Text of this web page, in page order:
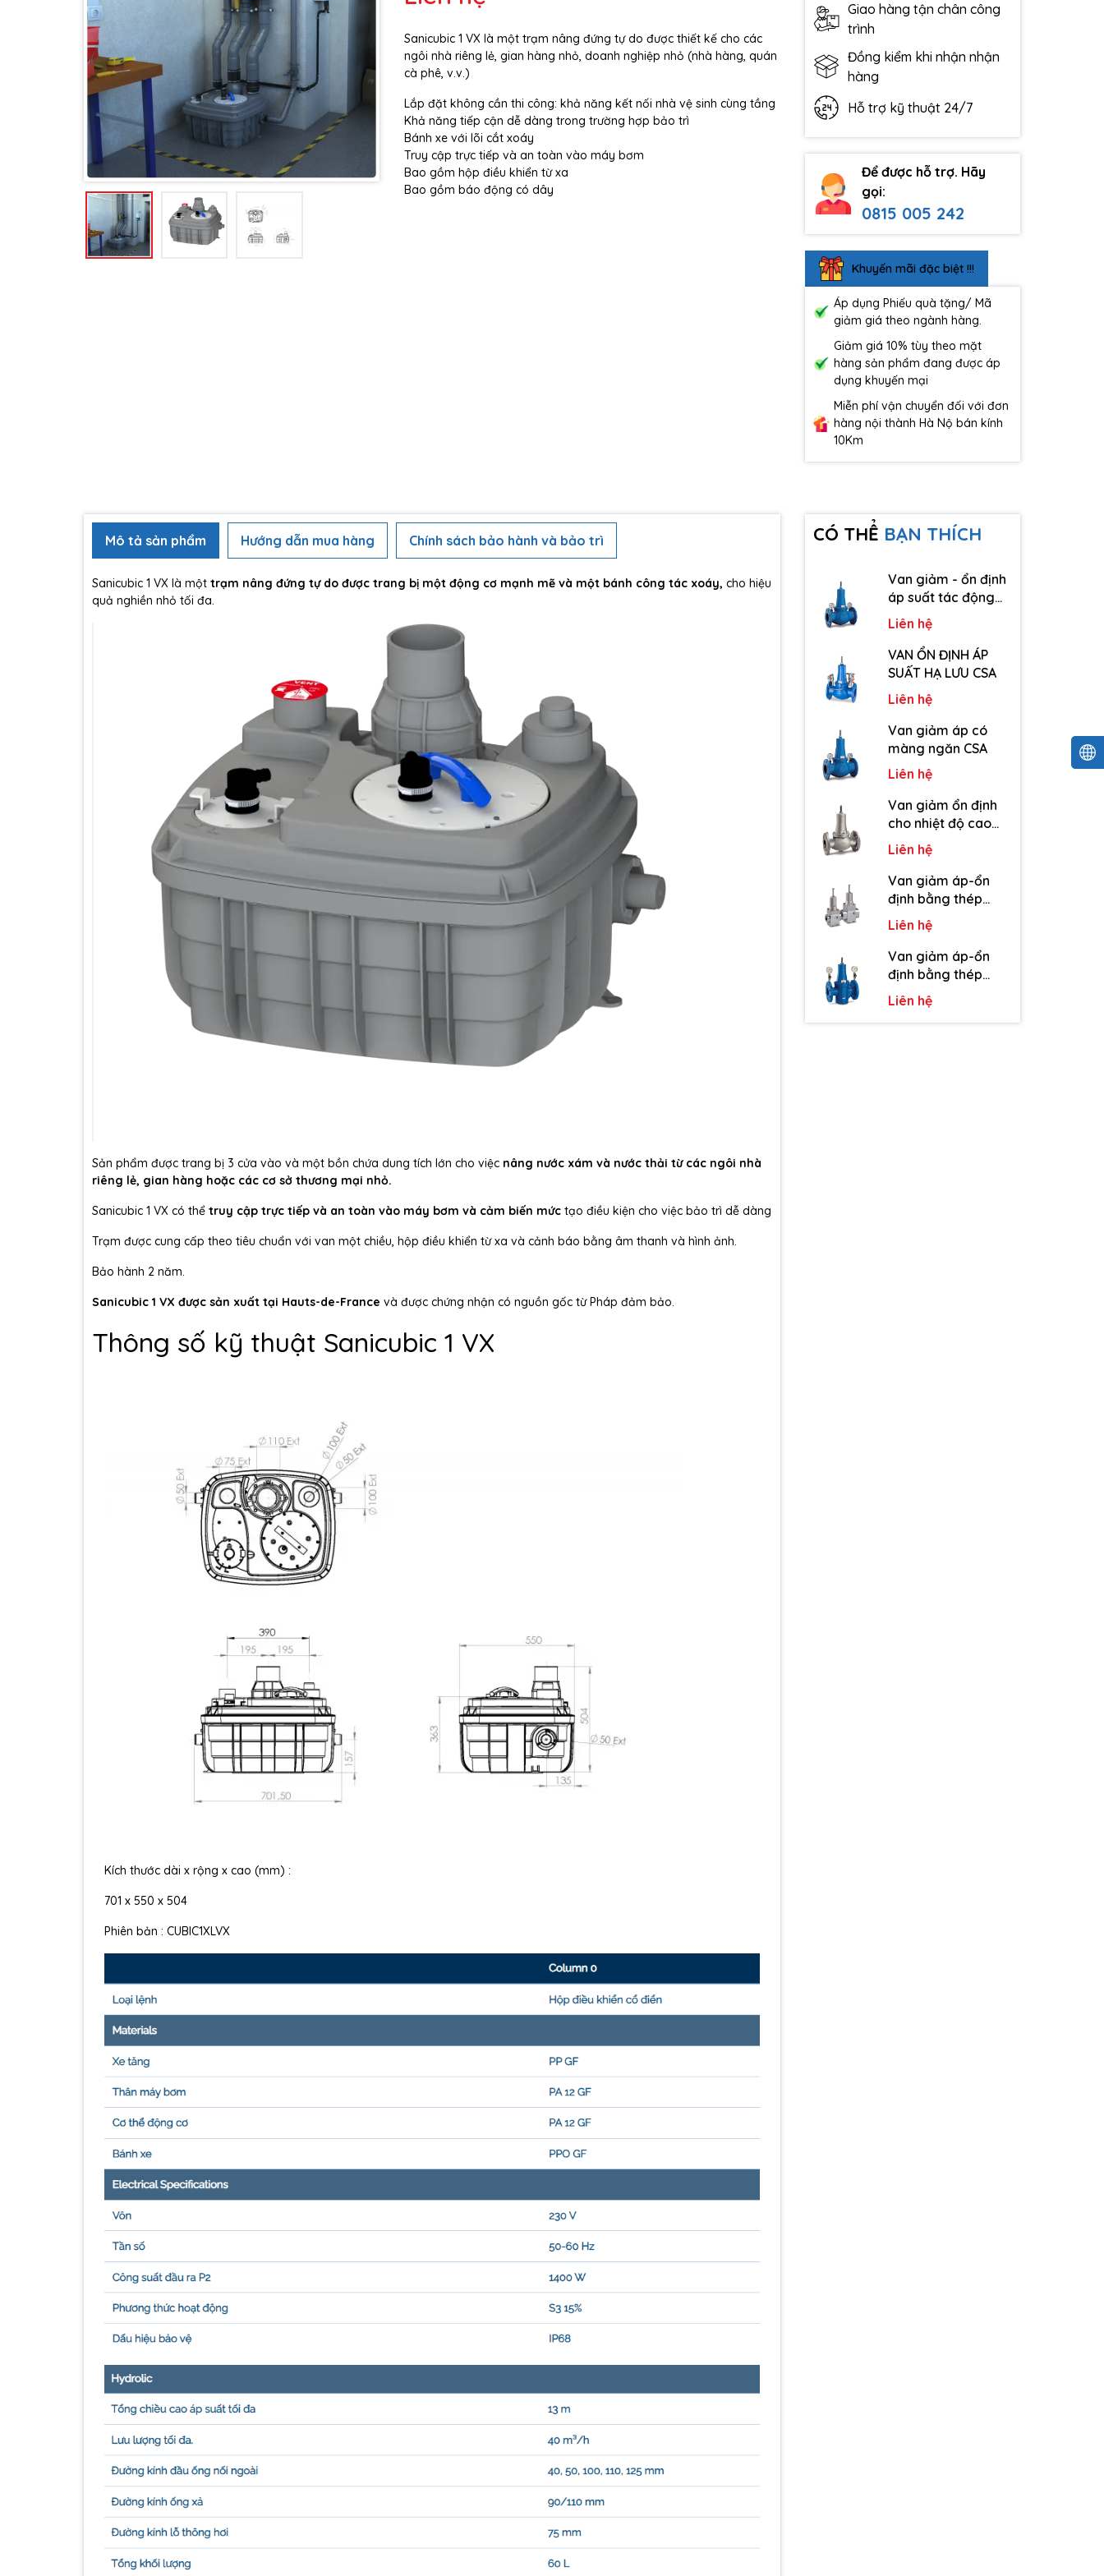
Sanicubic 1 VX là một trạm nâng đứng tự do được thiết kế cho các
ngôi nhà riêng lẻ, gian hàng nhỏ, doanh nghiệp nhỏ (nhà hàng, quán
cà phê, v.v.)
Lắp đặt không cần thi công: khả năng kết nối nhà vệ sinh cùng tầng
Khả năng tiếp cận dễ dàng trong trường hợp bảo trì
Bánh xe với lõi cắt xoáy
Truy cập trực tiếp và an toàn vào máy bơm
Bao gồm hộp điều khiển từ xa
Bao gồm báo động có dây
Giao hàng tận chân công
trình
Đồng kiểm khi nhận nhận
hàng
Hỗ trợ kỹ thuật 24/7
Để được hỗ trợ. Hãy
gọi:
0815 005 242
Khuyến mãi đặc biệt !!!
Áp dụng Phiếu quà tặng/ Mã
giảm giá theo ngành hàng.
Giảm giá 10% tùy theo mặt
hàng sản phẩm đang được áp
dụng khuyến mại
Miễn phí vận chuyển đối với đơn
hàng nội thành Hà Nộ bán kính
10Km
Mã giảm giá:
Ngày hết hạn:
Điều kiện:
Mô tả sản phẩm Hướng dẫn mua hàng Chính sách bảo hành và bảo trì
Sanicubic 1 VX là một trạm nâng đứng tự do được trang bị một động cơ mạnh mẽ và một bánh công tác xoáy, cho hiệu
quả nghiền nhỏ tối đa.
Sản phẩm được trang bị 3 cửa vào và một bồn chứa dung tích lớn cho việc nâng nước xám và nước thải từ các ngôi nhà
riêng lẻ, gian hàng hoặc các cơ sở thương mại nhỏ.
Sanicubic 1 VX có thể truy cập trực tiếp và an toàn vào máy bơm và cảm biến mức tạo điều kiện cho việc bảo trì dễ dàng
Trạm được cung cấp theo tiêu chuẩn với van một chiều, hộp điều khiển từ xa và cảnh báo bằng âm thanh và hình ảnh.
Bảo hành 2 năm.
Sanicubic 1 VX được sản xuất tại Hauts-de-France và được chứng nhận có nguồn gốc từ Pháp đảm bảo.
Thông số kỹ thuật Sanicubic 1 VX
Kích thước dài x rộng x cao (mm) :
701 x 550 x 504
Phiên bản : CUBIC1XLVX
CÓ THỂ BẠN THÍCH
Van giảm - ổn định
áp suất tác động
trực tiếp CSA
Liên hệ
VAN ỔN ĐỊNH ÁP
SUẤT HẠ LƯU CSA
Liên hệ
Van giảm áp có
màng ngăn CSA
Liên hệ
Van giảm ổn định
cho nhiệt độ cao
CSA
Liên hệ
Van giảm áp-ổn
định bằng thép
không gỉ CSA
Liên hệ
Van giảm áp-ổn
định bằng thép
cacbon CSA
Liên hệ